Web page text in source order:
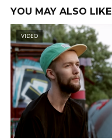
YOU MAY ALSO LIKE
VIDEO